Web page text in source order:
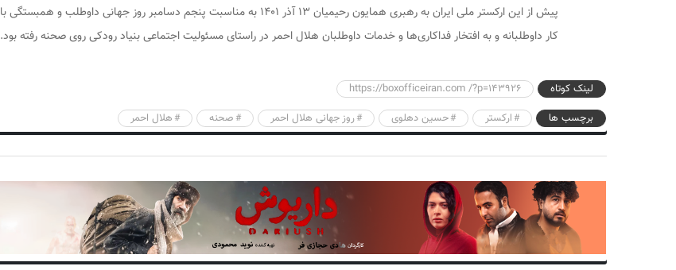
پیش از این ارکستر ملی ایران به رهبری همایون رحیمیان ۱۳ آذر ۱۴۰۱ به مناسبت پنجم دسامبر روز جهانی داوطلب و همبستگی با
کار داوطلبانه و به افتخار فداکاری‌ها و خدمات داوطلبان هلال احمر در راستای مسئولیت اجتماعی بنیاد رودکی روی صحنه رفته بود.
لینک کوتاه
https://boxofficeiran.com /?p=143926
برچسب ها
ارکستر حسین دهلوی روز جهانی هلال احمر صحنه هلال احمر